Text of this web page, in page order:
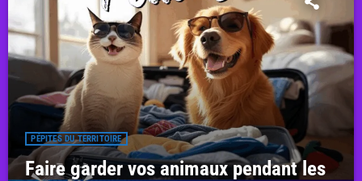
PÉPITES DU TERRITOIRE
Faire garder vos animaux pendant les